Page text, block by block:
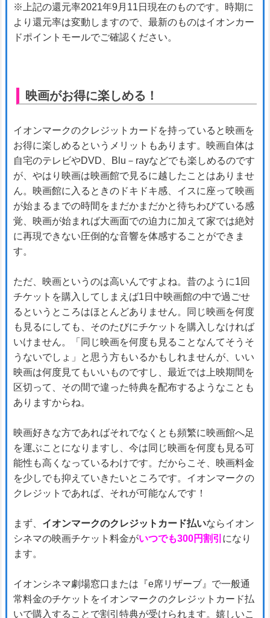
※上記の還元率2021年9月11日現在のものです。時期に
より還元率は変動しますので、最新のものはイオンカー
ドポイントモールでご確認ください。
映画がお得に楽しめる！
イオンマークのクレジットカードを持っていると映画を
お得に楽しめるというメリットもあります。映画自体は
自宅のテレビやDVD、Blu－rayなどでも楽しめるのです
が、やはり映画は映画館で見るに越したことはありませ
ん。映画館に入るときのドキドキ感、イスに座って映画
が始まるまでの時間をまだかまだかと待ちわびている感
覚、映画が始まれば大画面での迫力に加えて家では絶対
に再現できない圧倒的な音響を体感することができま
す。
ただ、映画というのは高いんですよね。昔のように1回
チケットを購入してしまえば1日中映画館の中で過ごせ
るというところはほとんどありません。同じ映画を何度
も見るにしても、そのたびにチケットを購入しなければ
いけません。「同じ映画を何度も見ることなんてそうそ
うないでしょ」と思う方もいるかもしれませんが、いい
映画は何度見てもいいものですし、最近では上映期間を
区切って、その間で違った特典を配布するようなことも
ありますからね。
映画好きな方であればそれでなくとも頻繁に映画館へ足
を運ぶことになりますし、今は同じ映画を何度も見る可
能性も高くなっているわけです。だからこそ、映画料金
を少しでも抑えていきたいところです。イオンマークの
クレジットであれば、それが可能なんです！
まず、 イオンマークのクレジットカード払いならイオン
シネマの映画チケット料金がいつでも300円割引 になり
ます。
イオンシネマ劇場窓口または『e席リザーブ』で一般通
常料金のチケットをイオンマークのクレジットカード払
いで購入することで割引特典が受けられます。嬉しいこ